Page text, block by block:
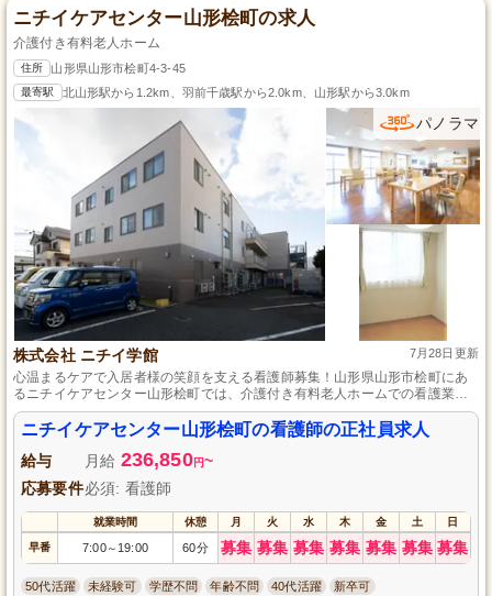
ニチイケアセンター山形桧町の求人
介護付き有料老人ホーム
住所 山形県山形市桧町4-3-45
最寄駅 北山形駅から1.2km、羽前千歳駅から2.0km、山形駅から3.0km
パノラマ
株式会社 ニチイ学館 7月28日更新
心温まるケアで入居者様の笑顔を支える看護師募集！山形県山形市桧町にあ
るニチイケアセンター山形桧町では、介護付き有料老人ホームでの看護業務
を担当する正社員の看護師を募集しています。自動車免許をお持ちなら、よ
りスムーズに業務が行えます。入居者様一人ひとりに寄り添い、健康管理と
心のケアで快適な毎日をサポートするやりがいのある仕事です。資格を活か
し、私たちと一緒に入居者様の安心と快適を提供しましょう。ご応募を心よ
りお待ちしています。
ニチイケアセンター山形桧町の看護師の正社員求人
給与 月給 236,850円~
応募要件必須: 看護師
就業時間 休憩 月 火 水 木 金 土 日
早番 7:00～ 19:00 60分 募集 募集 募集 募集 募集 募集 募集
50代活躍 未経験可 学歴不問 年齢不問 40代活躍 新卒可